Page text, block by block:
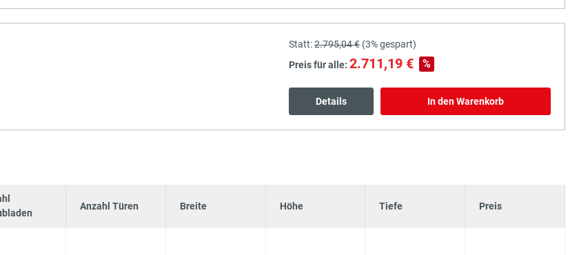
Statt:2.795,04 € (3%gespart)
Preis für alle: 2.711,19 € %
Details In den Warenkorb
Anzahl Türen Breite Höhe Tiefe Preis